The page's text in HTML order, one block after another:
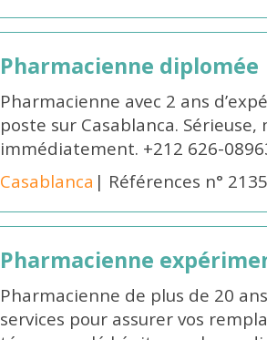
Pharmacienne diplomée
Pharmacienne avec 2 ans
poste sur Casablanca.
immédiatement. +212 626-
Casablanca | Références n°
Pharmacienne
Pharmacienne de plus de 20
services pour assurer vos